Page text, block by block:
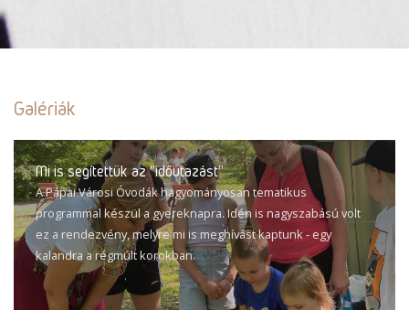
Galériák
Mi is segítettük az "időutazást"
A Pápai Városi Óvodák hagyományosan tematikus
programmal készül a gyereknapra. Idén is nagyszabású volt
ez a rendezvény, melyre mi is meghívást kaptunk - egy
kalandra a régmúlt korokban.